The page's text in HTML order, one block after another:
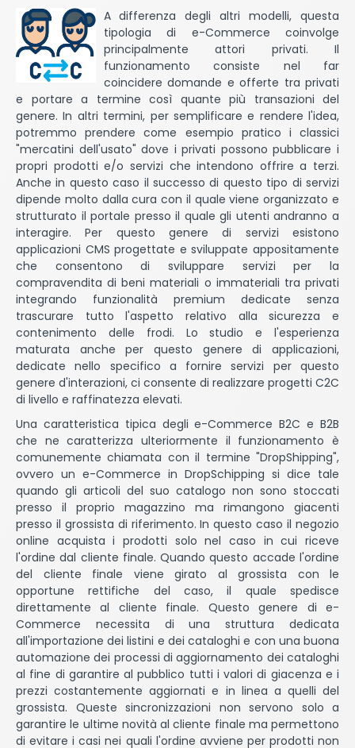
A differenza degli altri modelli, questa
tipologia di e-Commerce coinvolge
principalmente attori privati. Il
funzionamento consiste nel far
coincidere domande e offerte tra privati
e portare a termine così quante più transazioni del
genere. In altri termini, per semplificare e rendere l'idea,
potremmo prendere come esempio pratico i classici
"mercatini dell'usato" dove i privati possono pubblicare i
propri prodotti e/o servizi che intendono offrire a terzi.
Anche in questo caso il successo di questo tipo di servizi
dipende molto dalla cura con il quale viene organizzato e
strutturato il portale presso il quale gli utenti andranno a
interagire. Per questo genere di servizi esistono
applicazioni CMS progettate e sviluppate appositamente
che consentono di sviluppare servizi per la
compravendita di beni materiali o immateriali tra privati
integrando funzionalità premium dedicate senza
trascurare tutto l'aspetto relativo alla sicurezza e
contenimento delle frodi. Lo studio e l'esperienza
maturata anche per questo genere di applicazioni,
dedicate nello specifico a fornire servizi per questo
genere d'interazioni, ci consente di realizzare progetti C2C
di livello e raffinatezza elevati.
Una caratteristica tipica degli e-Commerce B2C e B2B
che ne caratterizza ulteriormente il funzionamento è
comunemente chiamata con il termine "DropShipping",
ovvero un e-Commerce in DropSchipping si dice tale
quando gli articoli del suo catalogo non sono stoccati
presso il proprio magazzino ma rimangono giacenti
presso il grossista di riferimento. In questo caso il negozio
online acquista i prodotti solo nel caso in cui riceve
l'ordine dal cliente finale. Quando questo accade l'ordine
del cliente finale viene girato al grossista con le
opportune rettifiche del caso, il quale spedisce
direttamente al cliente finale. Questo genere di e-
Commerce necessita di una struttura dedicata
all'importazione dei listini e dei cataloghi e con una buona
automazione dei processi di aggiornamento dei cataloghi
al fine di garantire al pubblico tutti i valori di giacenza e i
prezzi costantemente aggiornati e in linea a quelli del
grossista. Queste sincronizzazioni non servono solo a
garantire le ultime novità al cliente finale ma permettono
di evitare i casi nei quali l'ordine avviene per prodotti non